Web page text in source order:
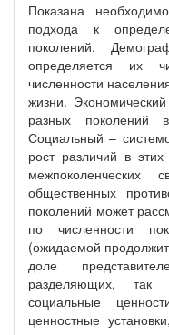
Показана
подхода к
поколений.
определяется их
численности
жизни.
разных поколений
Социальный –
рост различий в этих
межпоколенческих
общественных
поколений может
по численности
(ожидаемой
доле
разделяющих,
социальные
ценностные